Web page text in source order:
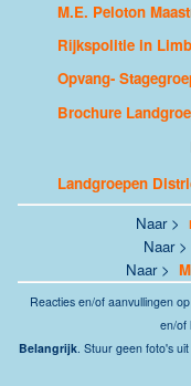
M.E. Peloton
Rijkspolitie in
Opvang-
Brochure
Landgroepen
Naar >
Naar >
Naar >
Reacties en/of aanvullingen
en/of
Belangrijk. Stuur geen foto's